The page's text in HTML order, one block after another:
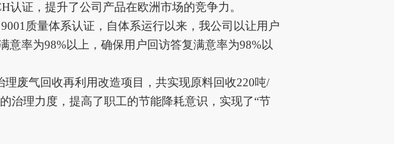
证，提升了公司产品在欧洲市场的竞争力。
质量体系认证，自体系运行以来，我公司以让用户
率为98%以上，确保用户回访答复满意率为98%以
理废气回收再利用改造项目，共实现原料回收220吨/
治理力度，提高了职工的节能降耗意识，实现了“节